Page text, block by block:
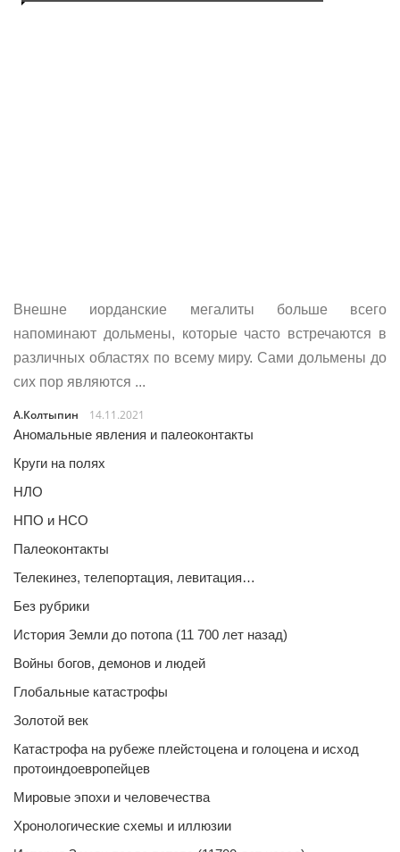
Внешне иорданские мегалиты больше всего
напоминают дольмены, которые часто встречаются в
различных областях по всему миру. Сами дольмены до
сих пор являются ...
А.Колтыпин
14.11.2021
Аномальные явления и палеоконтакты
Круги на полях
НЛО
НПО и НСО
Палеоконтакты
Телекинез, телепортация, левитация…
Без рубрики
История Земли до потопа (11 700 лет назад)
Войны богов, демонов и людей
Глобальные катастрофы
Золотой век
Катастрофа на рубеже плейстоцена и голоцена и исход
протоиндоевропейцев
Мировые эпохи и человечества
Хронологические схемы и иллюзии